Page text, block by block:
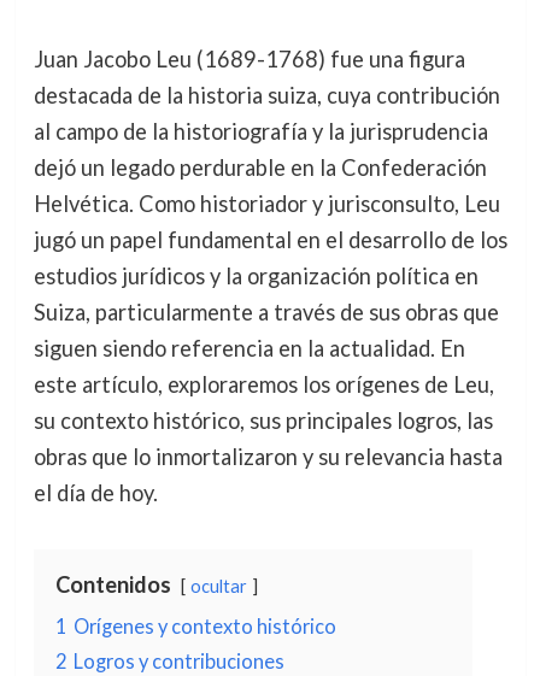
Juan Jacobo Leu (1689-1768) fue una figura
destacada de la historia suiza, cuya contribución
al campo de la historiografía y la jurisprudencia
dejó un legado perdurable en la Confederación
Helvética. Como historiador y jurisconsulto, Leu
jugó un papel fundamental en el desarrollo de los
estudios jurídicos y la organización política en
Suiza, particularmente a través de sus obras que
siguen siendo referencia en la actualidad. En
este artículo, exploraremos los orígenes de Leu,
su contexto histórico, sus principales logros, las
obras que lo inmortalizaron y su relevancia hasta
el día de hoy.
Contenidos ocultar
1 Orígenes y contexto histórico
2 Logros y contribuciones